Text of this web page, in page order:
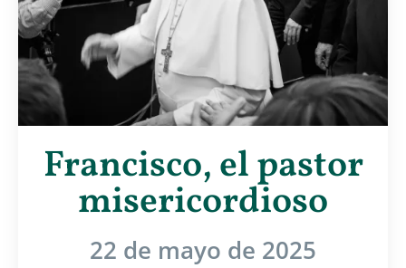
Francisco, el pastor
misericordioso
22 de mayo de 2025